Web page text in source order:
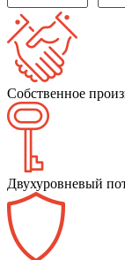
Собственное
Двухуровневый